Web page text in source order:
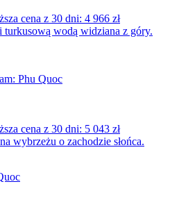
cena z 30 dni: 4 966 zł
Phu Quoc
cena z 30 dni: 5 043 zł